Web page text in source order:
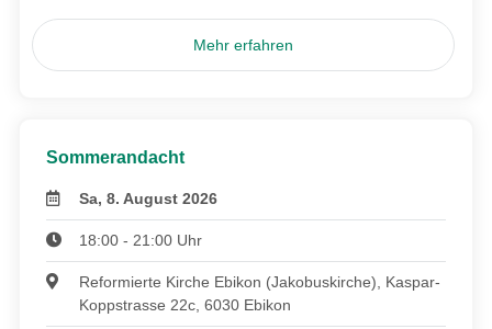
Mehr erfahren
Sommerandacht
Sa, 8. August 2026
18:00 - 21:00 Uhr
Reformierte Kirche Ebikon (Jakobuskirche), Kaspar-
Koppstrasse 22c, 6030 Ebikon